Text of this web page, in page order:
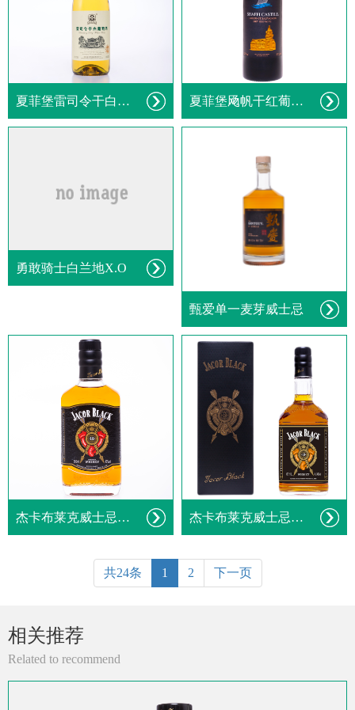
夏菲堡雷司令干白葡萄酒 夏菲堡飏帆干红葡萄酒
勇敢骑士白兰地X.O
甄爱单一麦芽威士忌
杰卡布莱克威士忌43度 杰卡布莱克威士忌1L礼盒装
共24条 1 2 下一页
相关推荐
Related to recommend